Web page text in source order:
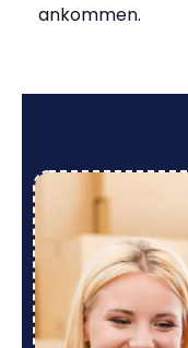
ankommen.